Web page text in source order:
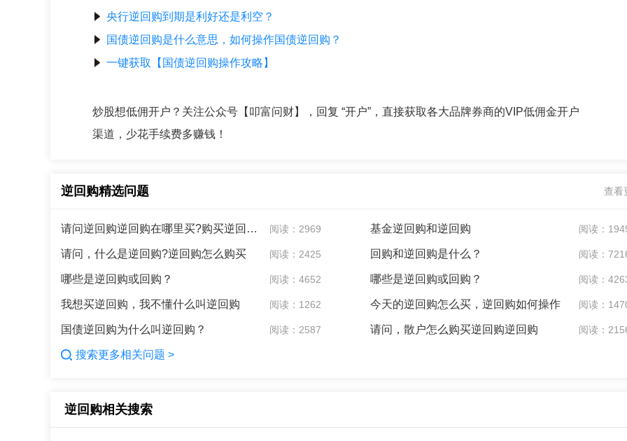
央行逆回购到期是利好还是利空？
国债逆回购是什么意思，如何操作国债逆回购？
一键获取【国债逆回购操作攻略】
炒股想低佣开户？关注公众号【叩富问财】，回复 “开户”，直接获取各大品牌券商的VIP低佣金开户
渠道，少花手续费多赚钱！
逆回购精选问题 查看
请问逆回购逆回购在哪里买?购买逆回购逆回购的流程 阅读：2969
请问，什么是逆回购?逆回购怎么购买 阅读：2425
哪些是逆回购或回购？ 阅读：4652
我想买逆回购，我不懂什么叫逆回购 阅读：1262
国债逆回购为什么叫逆回购？ 阅读：2587
基金逆回购和逆回购 阅读：
回购和逆回购是什么？ 阅读：
哪些是逆回购或回购？ 阅读：
今天的逆回购怎么买，逆回购如何操作 阅读：
请问，散户怎么购买逆回购逆回购 阅读：
搜索更多相关问题 >
逆回购相关搜索